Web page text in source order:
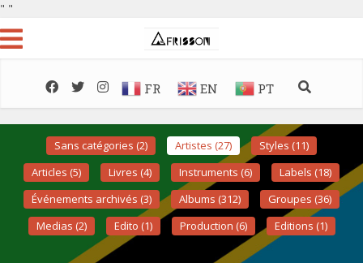
" "
FR EN PT
Sans catégories (2) Artistes (27)
Styles (11)
Articles (5)
Livres (4) Instruments (6)
Labels (18)
Événements archivés (3)
Albums (312)
Groupes (36)
Medias (2)
Edito (1) Production (6) Editions (1)